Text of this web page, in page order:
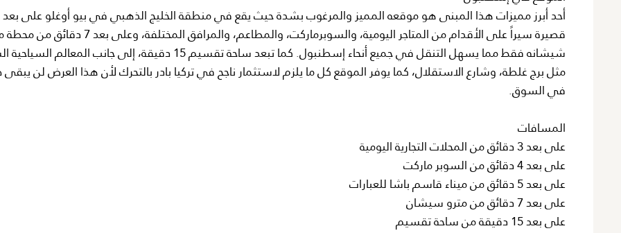
أحد أبرز مميزات هذا المبنى هو موقعه المميز والمرغوب بشدة حيث يقع في منطقة الخليج الذهبي في بيو أوغلو على
قصيرة سيراً على الأقدام من المتاجر اليومية، والسوبرماركت، والمطاعم، والمرافق المختلفة،
شيشانه فقط مما يسهل التنقل في جميع أنحاء إسطنبول. كما تبعد ساحة تقسيم 15 دقيقة، إلى جانب
مثل برج غلطة، وشارع الاستقلال، كما يوفر الموقع كل ما يلزم لاستثمار ناجح في تركيا بادر بالتحرك لأن هذا العرض لن يبقى
في السوق.
المسافات
على بعد 3 دقائق من المحلات التجارية اليومية
على بعد 4 دقائق من السوبر ماركت
على بعد 5 دقائق من ميناء قاسم باشا للعبارات
على بعد 7 دقائق من مترو سيشان
على بعد 15 دقيقة من ساحة تقسيم